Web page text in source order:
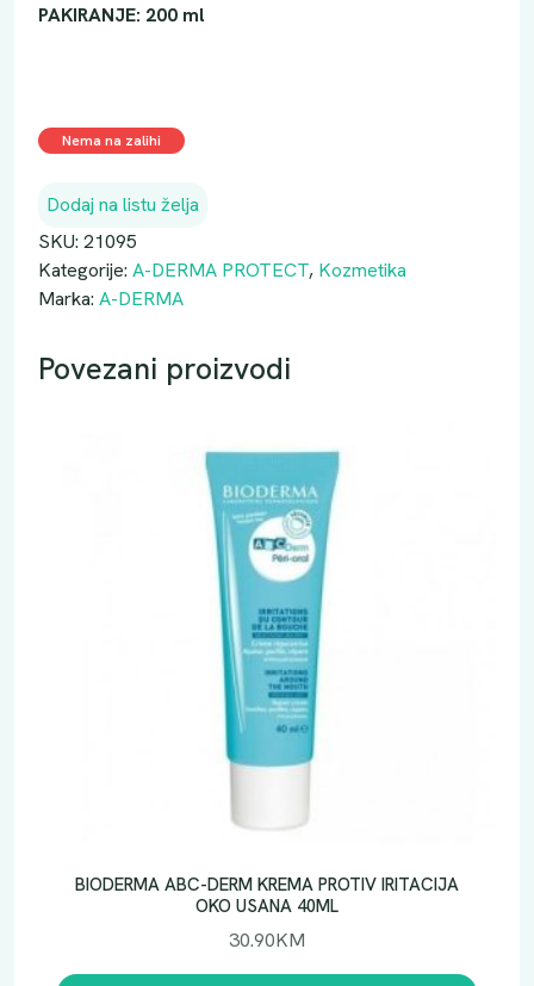
PAKIRANJE: 200 ml
Nema na zalihi
Dodaj na listu želja
SKU: 21095
Kategorije: A-DERMA PROTECT, Kozmetika
Marka: A-DERMA
Povezani proizvodi
BIODERMA ABC-DERM KREMA PROTIV IRITACIJA
OKO USANA 40ML
30.90KM